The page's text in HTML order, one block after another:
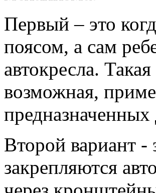
Первый – это
поясом, а сам
автокресла.
возможная,
предназначенных
Второй вариант -
закрепляются